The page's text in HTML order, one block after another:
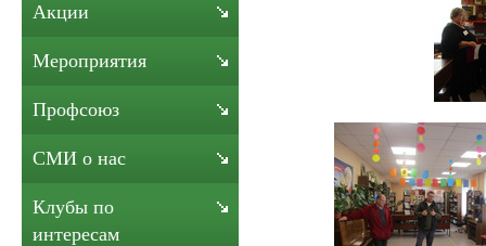
Акции
Мероприятия
Профсоюз
СМИ о нас
Клубы по
интересам